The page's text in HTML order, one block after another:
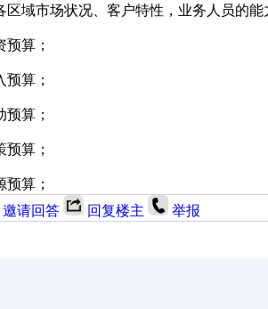
区域市场状况、客户特性，业务人员的
算；
算；
算；
算；
预算；
邀请回答 回复楼主 举报